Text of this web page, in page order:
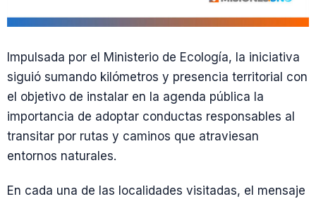
Impulsada por el Ministerio de Ecología, la iniciativa
siguió sumando kilómetros y presencia territorial con
el objetivo de instalar en la agenda pública la
importancia de adoptar conductas responsables al
transitar por rutas y caminos que atraviesan
entornos naturales.
En cada una de las localidades visitadas, el mensaje